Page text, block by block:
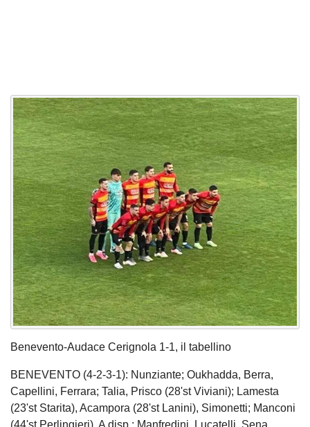
Benevento-Audace Cerignola 1-1, il tabellino
BENEVENTO (4-2-3-1): Nunziante; Oukhadda, Berra,
Capellini, Ferrara; Talia, Prisco (28'st Viviani); Lamesta
(23'st Starita), Acampora (28'st Lanini), Simonetti; Manconi
(44'st Perlingieri). A disp.: Manfredini, Lucatelli, Sena,